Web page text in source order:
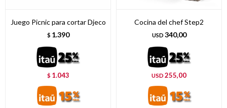
Juego Picnic para cortar Djeco
$ 1.390
$ 1.043
Cocina del chef Step2
USD 340,00
USD 255,00